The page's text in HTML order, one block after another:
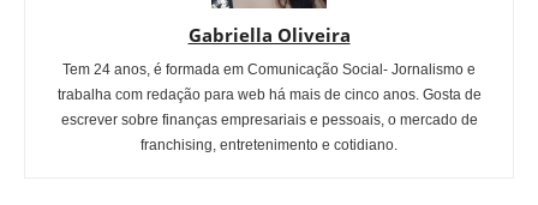
Gabriella Oliveira
Tem 24 anos, é formada em Comunicação Social- Jornalismo e
trabalha com redação para web há mais de cinco anos. Gosta de
escrever sobre finanças empresariais e pessoais, o mercado de
franchising, entretenimento e cotidiano.